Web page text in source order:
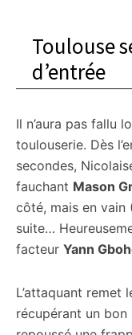
Toulouse
d’entrée
Il n’aura pas fallu
toulouserie. Dès
secondes,
fauchant Mason
côté, mais en vain
suite…
facteur Yann
L’attaquant remet
récupérant un